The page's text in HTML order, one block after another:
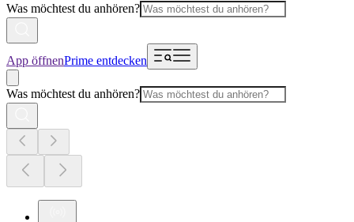
Was möchtest du anhören?
App öffnenPrime entdecken
Was möchtest du anhören?